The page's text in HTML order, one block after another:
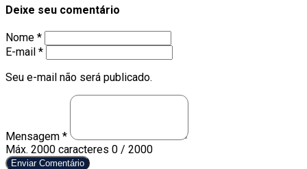
Deixe seu comentário
Nome *
E-mail *
Seu e-mail não será publicado.
Mensagem *
Máx. 2000 caracteres 0 / 2000
Enviar Comentário